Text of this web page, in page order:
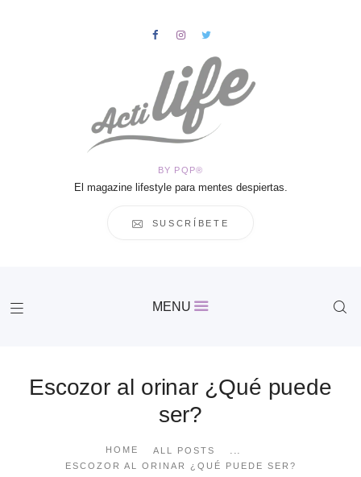
BY PQP®
El magazine lifestyle para mentes despiertas.
SUSCRÍBETE
MENU
Escozor al orinar ¿Qué puede
ser?
HOME ALL POSTS ...
ESCOZOR AL ORINAR ¿QUÉ PUEDE SER?
HOME
Salud